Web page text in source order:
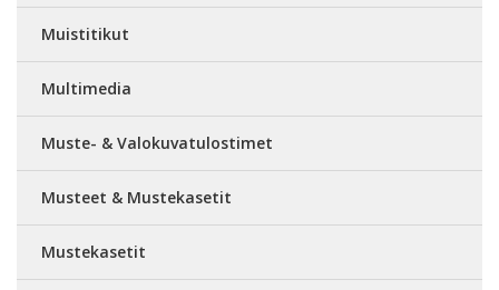
Muistitikut
Multimedia
Muste- & Valokuvatulostimet
Musteet & Mustekasetit
Mustekasetit